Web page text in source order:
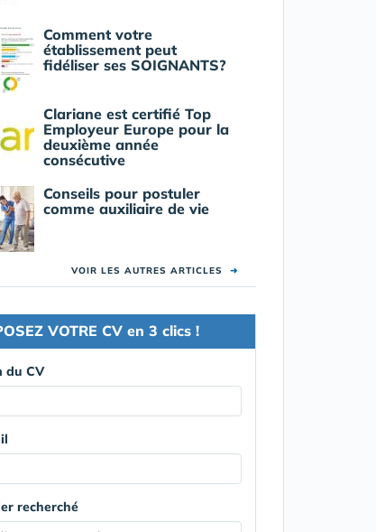
Comment votre
établissement peut
fidéliser ses SOIGNANTS?
Clariane est certifié Top
Employeur Europe pour la
deuxième année
consécutive
Conseils pour postuler
comme auxiliaire de vie
VOIR LES AUTRES ARTICLES ➜
VOTRE CV en 3 clics !
du CV
recherché